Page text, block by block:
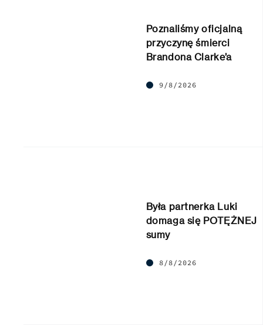
Poznaliśmy oficjalną
przyczynę śmierci
Brandona Clarke’a
9/8/2026
Była partnerka Luki
domaga się POTĘŻNEJ
sumy
8/8/2026